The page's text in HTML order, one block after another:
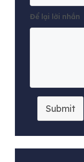
Để lại lời nhắn
Submit